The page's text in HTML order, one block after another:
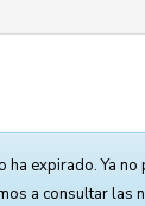
ha expirado. Ya no
a consultar las